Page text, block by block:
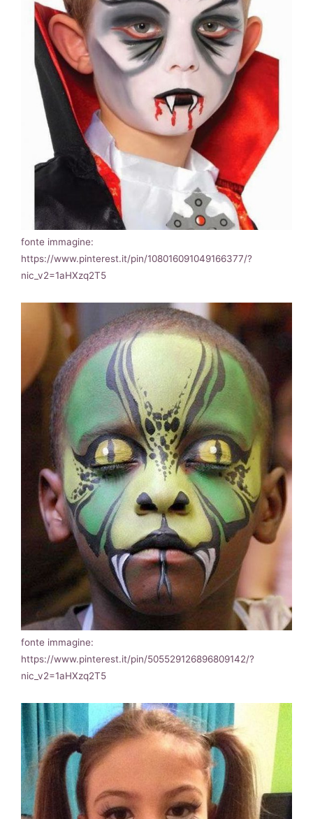
fonte immagine:
https://www.pinterest.it/pin/108016091049166377/?
nic_v2=1aHXzq2T5
fonte immagine:
https://www.pinterest.it/pin/505529126896809142/?
nic_v2=1aHXzq2T5